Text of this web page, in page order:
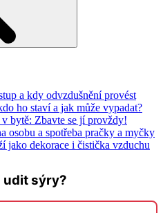
a kdy odvzdušnění provést
ho staví a jak může vypadat?
bytě: Zbavte se jí provždy!
osobu a spotřeba pračky a myčky
jako dekorace i čistička vzduchu
udit sýry?